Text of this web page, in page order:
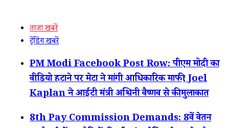
ताजा खबरें
ट्रेंडिंग खबरें
PM Modi Facebook Post Row: पीएम मोदी का
वीडियो हटाने पर मेटा ने मांगी आधिकारिक माफी; Joel
Kaplan ने आईटी मंत्री अश्विनी वैष्णव से की मुलाकात
8th Pay Commission Demands: 8वें वेतन